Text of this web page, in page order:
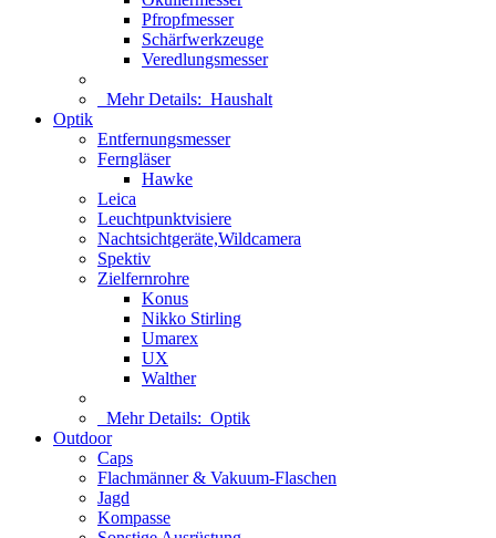
Pfropfmesser
Schärfwerkzeuge
Veredlungsmesser
Mehr Details: Haushalt
Optik
Entfernungsmesser
Ferngläser
Hawke
Leica
Leuchtpunktvisiere
Nachtsichtgeräte,Wildcamera
Spektiv
Zielfernrohre
Konus
Nikko Stirling
Umarex
UX
Walther
Mehr Details: Optik
Outdoor
Caps
Flachmänner & Vakuum-Flaschen
Jagd
Kompasse